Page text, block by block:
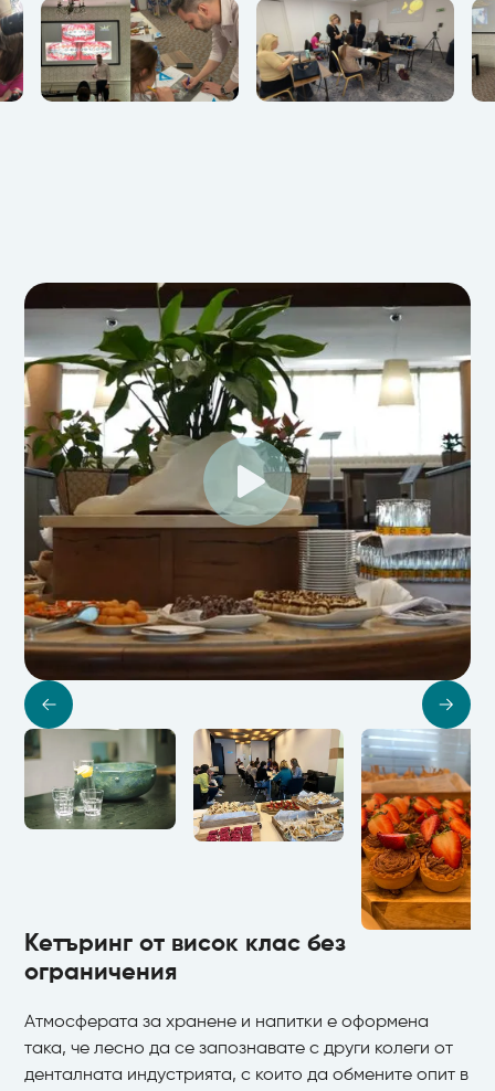
Кетъринг от висок клас без
ограничения
Атмосферата за хранене и напитки е оформена
така, че лесно да се запознавате с други колеги от
денталната индустрията, с които да обмените опит в